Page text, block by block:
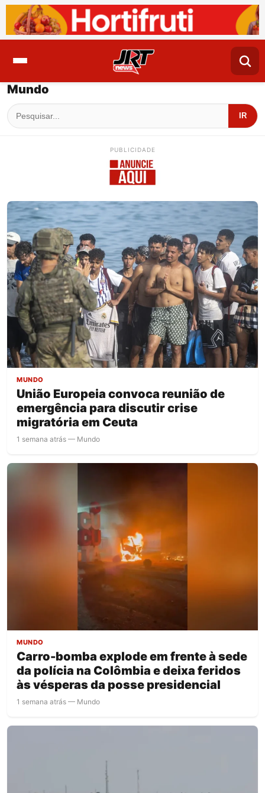
Mundo
IR
PUBLICIDADE
MUNDO
União Europeia convoca reunião de
emergência para discutir crise
migratória em Ceuta
1 semana atrás — Mundo
MUNDO
Carro-bomba explode em frente à sede
da polícia na Colômbia e deixa feridos
às vésperas da posse presidencial
1 semana atrás — Mundo